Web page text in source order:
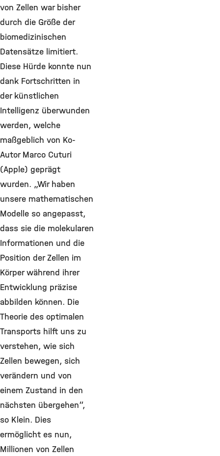
von Zellen war bisher
durch die Größe der
biomedizinischen
Datensätze limitiert.
Diese Hürde konnte nun
dank Fortschritten in
der künstlichen
Intelligenz überwunden
werden, welche
maßgeblich von Ko-
Autor Marco Cuturi
(Apple) geprägt
wurden. „Wir haben
unsere mathematischen
Modelle so angepasst,
dass sie die molekularen
Informationen und die
Position der Zellen im
Körper während ihrer
Entwicklung präzise
abbilden können. Die
Theorie des optimalen
Transports hilft uns zu
verstehen, wie sich
Zellen bewegen, sich
verändern und von
einem Zustand in den
nächsten übergehen“,
so Klein. Dies
ermöglicht es nun,
Millionen von Zellen